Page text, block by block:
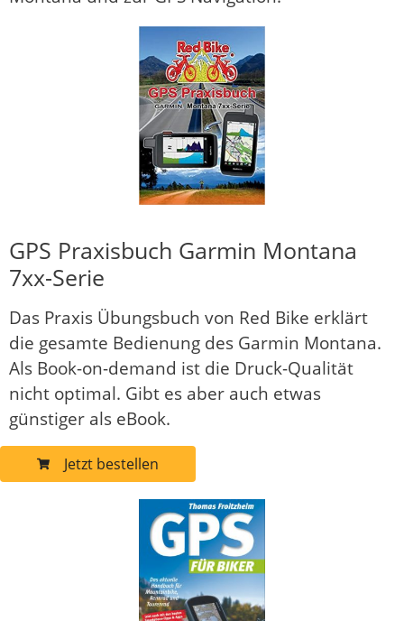
GPS Praxisbuch Garmin Montana
7xx-Serie
Das Praxis Übungsbuch von Red Bike erklärt
die gesamte Bedienung des Garmin Montana.
Als Book-on-demand ist die Druck-Qualität
nicht optimal. Gibt es aber auch etwas
günstiger als eBook.
Jetzt bestellen